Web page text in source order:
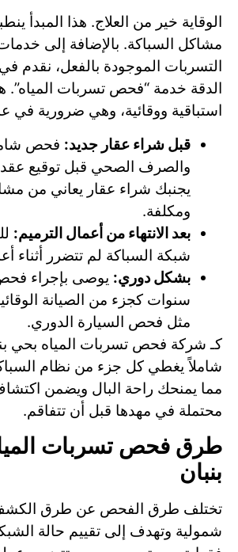
الوقاية خير من العلاج. هذا المبدأ
مشاكل السباكة. بالإضافة إلى
التسربات الموجودة بالفعل، نقدم
الدقة خدمة “فحص تسربات المياه”.
استباقية ووقائية، وهي ضرورية في
قبل شراء عقار جديد: فحص
والصرف الصحي قبل توقيع
يجنبك شراء عقار يعاني من
ومكلفة.
بعد الانتهاء من أعمال الترميم:
شبكة السباكة لم تتضرر أثناء
بشكل دوري: يوصى بإجراء
سنوات كجزء من الصيانة
مثل فحص السيارة الدوري.
كـ شركة فحص تسربات المياه بحي
شاملاً يغطي كل جزء من نظام
مما يمنحك راحة البال ويضمن
محتملة في مهدها قبل أن تتفاقم.
طرق فحص تسربات
بنبان
تختلف طرق الفحص عن طرق الكشف
شمولية وتهدف إلى تقييم حالة